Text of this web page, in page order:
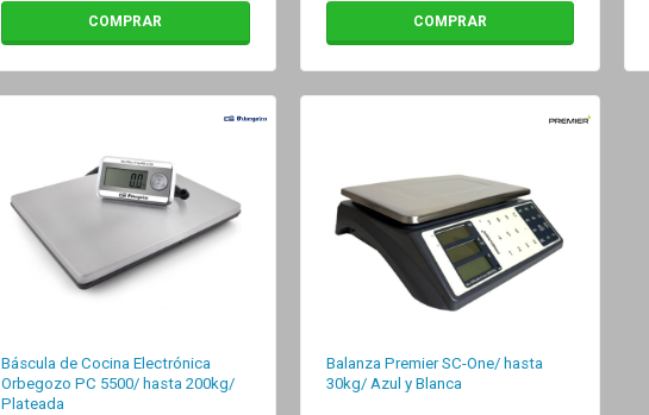
COMPRAR COMPRAR
Báscula de Cocina Electrónica
Orbegozo PC 5500/ hasta 200kg/
Plateada
Balanza Premier SC-One/ hasta
30kg/ Azul y Blanca